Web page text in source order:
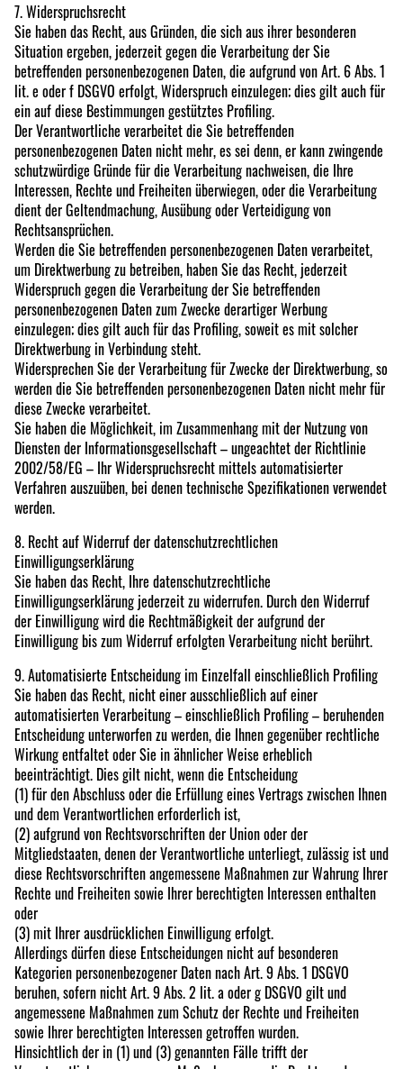
7. Widerspruchsrecht
Sie haben das Recht, aus Gründen, die sich aus ihrer besonderen
Situation ergeben, jederzeit gegen die Verarbeitung der Sie
betreffenden personenbezogenen Daten, die aufgrund von Art. 6 Abs. 1
lit. e oder f DSGVO erfolgt, Widerspruch einzulegen; dies gilt auch für
ein auf diese Bestimmungen gestütztes Profiling.
Der Verantwortliche verarbeitet die Sie betreffenden
personenbezogenen Daten nicht mehr, es sei denn, er kann zwingende
schutzwürdige Gründe für die Verarbeitung nachweisen, die Ihre
Interessen, Rechte und Freiheiten überwiegen, oder die Verarbeitung
dient der Geltendmachung, Ausübung oder Verteidigung von
Rechtsansprüchen.
Werden die Sie betreffenden personenbezogenen Daten verarbeitet,
um Direktwerbung zu betreiben, haben Sie das Recht, jederzeit
Widerspruch gegen die Verarbeitung der Sie betreffenden
personenbezogenen Daten zum Zwecke derartiger Werbung
einzulegen; dies gilt auch für das Profiling, soweit es mit solcher
Direktwerbung in Verbindung steht.
Widersprechen Sie der Verarbeitung für Zwecke der Direktwerbung, so
werden die Sie betreffenden personenbezogenen Daten nicht mehr für
diese Zwecke verarbeitet.
Sie haben die Möglichkeit, im Zusammenhang mit der Nutzung von
Diensten der Informationsgesellschaft – ungeachtet der Richtlinie
2002/58/EG – Ihr Widerspruchsrecht mittels automatisierter
Verfahren auszuüben, bei denen technische Spezifikationen verwendet
werden.
8. Recht auf Widerruf der datenschutzrechtlichen
Einwilligungserklärung
Sie haben das Recht, Ihre datenschutzrechtliche
Einwilligungserklärung jederzeit zu widerrufen. Durch den Widerruf
der Einwilligung wird die Rechtmäßigkeit der aufgrund der
Einwilligung bis zum Widerruf erfolgten Verarbeitung nicht berührt.
9. Automatisierte Entscheidung im Einzelfall einschließlich Profiling
Sie haben das Recht, nicht einer ausschließlich auf einer
automatisierten Verarbeitung – einschließlich Profiling – beruhenden
Entscheidung unterworfen zu werden, die Ihnen gegenüber rechtliche
Wirkung entfaltet oder Sie in ähnlicher Weise erheblich
beeinträchtigt. Dies gilt nicht, wenn die Entscheidung
(1) für den Abschluss oder die Erfüllung eines Vertrags zwischen Ihnen
und dem Verantwortlichen erforderlich ist,
(2) aufgrund von Rechtsvorschriften der Union oder der
Mitgliedstaaten, denen der Verantwortliche unterliegt, zulässig ist und
diese Rechtsvorschriften angemessene Maßnahmen zur Wahrung Ihrer
Rechte und Freiheiten sowie Ihrer berechtigten Interessen enthalten
oder
(3) mit Ihrer ausdrücklichen Einwilligung erfolgt.
Allerdings dürfen diese Entscheidungen nicht auf besonderen
Kategorien personenbezogener Daten nach Art. 9 Abs. 1 DSGVO
beruhen, sofern nicht Art. 9 Abs. 2 lit. a oder g DSGVO gilt und
angemessene Maßnahmen zum Schutz der Rechte und Freiheiten
sowie Ihrer berechtigten Interessen getroffen wurden.
Hinsichtlich der in (1) und (3) genannten Fälle trifft der